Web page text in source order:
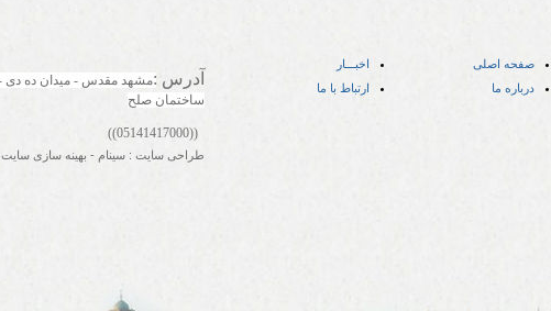
صفحه اصلی
اخبـــار
درباره ما
ارتباط با ما آدرس :
ساختمان صلح
((05141417000))
طراحی سایت : سینام - بهینه سازی سایت